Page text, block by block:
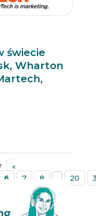
świecie
Wharton
«
6 7 8 20